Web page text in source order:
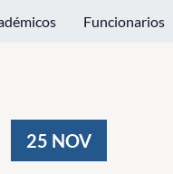
Funcionarios
25 NOV